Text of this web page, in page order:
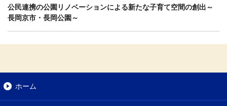
公民連携の公園リノベーションによる新たな子育て空間の創出～
長岡京市・長岡公園～
ホーム